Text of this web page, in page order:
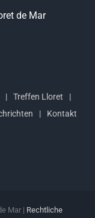
de Mar
Treffen Lloret
Kontakt
Mar | Rechtliche